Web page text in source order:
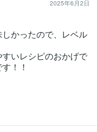
2025年6月2日
かったので、レベル
いレシピのおかげで
！！